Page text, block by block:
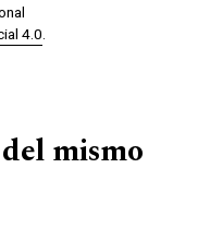
4.0.
mismo